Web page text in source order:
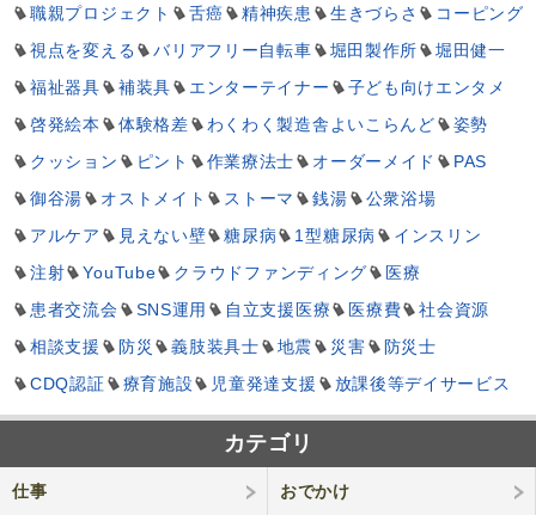
職親プロジェクト
舌癌 精神疾患 生きづらさ
コーピング
視点を変える
バリアフリー自転車 堀田製作所
堀田健一
福祉器具
補装具 エンターテイナー
子ども向けエンタメ
啓発絵本
体験格差 わくわく製造舎よいこらんど
姿勢
クッション
ピント 作業療法士 オーダーメイド
PAS
御谷湯
オストメイト ストーマ 銭湯
公衆浴場
アルケア
見えない壁 糖尿病 1型糖尿病
インスリン
注射
YouTube クラウドファンディング
医療
患者交流会
SNS運用 自立支援医療 医療費
社会資源
相談支援
防災 義肢装具士 地震 災害
防災士
CDQ認証
療育施設 児童発達支援 放課後等デイサービス
カテゴリ
仕事 おでかけ